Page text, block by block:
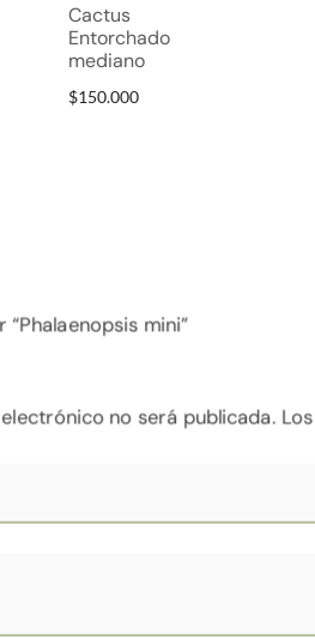
Cactus
Entorchado
mediano
$150.000
mini”
no será publicada.